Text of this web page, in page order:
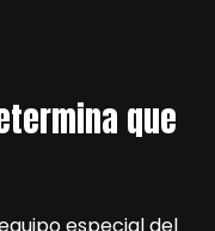
que